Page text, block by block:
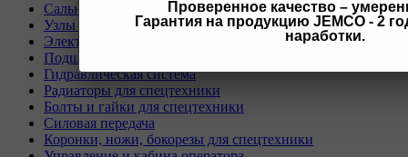
Проверенное качество –
Гарантия на продукцию JEMCO - 2
наработки.
Сальники, прокладки, кольца для спецтехники
Узлы и агрегаты для спецтехники
Электрическая система
Подшипники, пальцы, шайбы и втулки
Гидравлическая система
Радиаторы для спецтехники
Болты и гайки для спецтехники
Силовая передача
Коронки, ножи, бокорезы для спецтехники